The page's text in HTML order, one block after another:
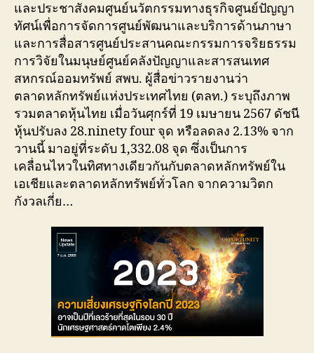
และประชาสังคมศูนย์นวัตกรรมทางธุรกิจศูนย์ปัญญา
ทัศน์เพื่อการจัดการศูนย์พัฒนาและบริการด้านภาษา
และการสื่อสารศูนย์ประสานคณะกรรมการจริยธรรม
การวิจัยในมนุษย์ศูนย์คลังปัญญาและสารสนเทศ
สหกรณ์ออมทรัพย์ สพบ. ผู้สื่อข่าวรายงานว่า
ตลาดหลักทรัพย์แห่งประเทศไทย (ตลท.) ระบุถึงภาพ
รวมตลาดหุ้นไทย เมื่อวันศุกร์ที่ 19 เมษายน 2567 ดัชนี
หุ้นปรับลง 28.ninety four จุด หรือลดลง 2.13% จาก
วานนี้ มาอยู่ที่ระดับ 1,332.08 จุด ซึ่งเป็นการ
เคลื่อนไหวในทิศทางเดียวกันกับตลาดหลักทรัพย์ใน
เอเชียและตลาดหลักทรัพย์ทั่วโลก จากความวิตก
กังวลเกี่ย…